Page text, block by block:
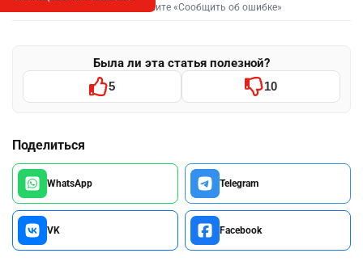
Выделите фрагмент и нажмите «Сообщить об ошибке»
Была ли эта статья полезной?
5 10
Поделиться
WhatsApp Telegram
VK Facebook